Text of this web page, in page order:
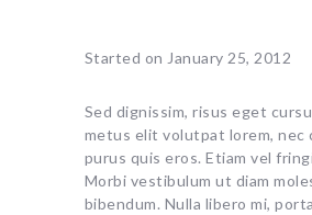
Started on January 25, 2012
Sed dignissim, risus eget
metus elit volutpat lorem, nec
purus quis eros. Etiam vel
Morbi vestibulum ut diam
bibendum. Nulla libero mi,